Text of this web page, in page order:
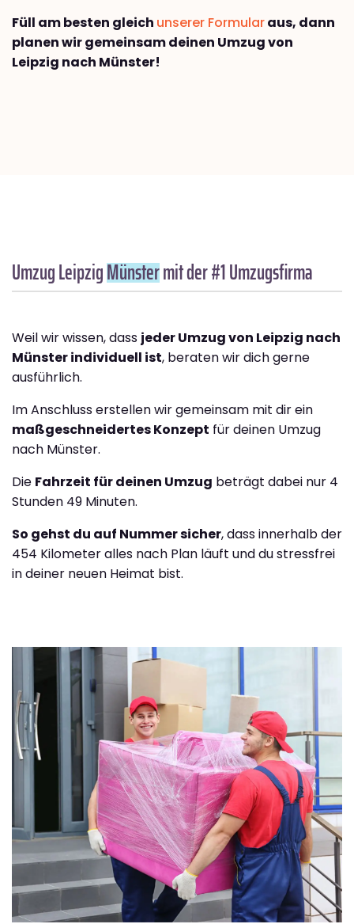
Füll am besten gleich unserer Formularaus, dann
planen wir gemeinsam deinen Umzug von
Leipzig nach Münster!
Umzug LeipzigMünstermit der #1 Umzugsfirma
Weil wir wissen, dass jeder Umzug von Leipzig nach
Münster individuell ist, beraten wir dich gerne
ausführlich.
Im Anschluss erstellen wir gemeinsam mit dir ein
maßgeschneidertes Konzept für deinen Umzug
nach Münster.
Die Fahrzeit für deinen Umzug beträgt dabei nur 4
Stunden 49 Minuten.
So gehst du auf Nummer sicher, dass innerhalb der
454 Kilometer alles nach Plan läuft und du stressfrei
in deiner neuen Heimat bist.